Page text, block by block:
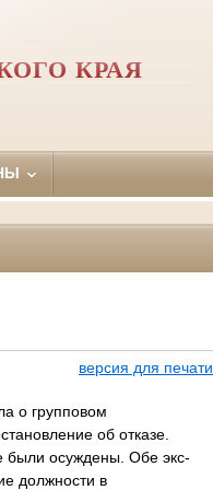
КРАЯ
версия для печати
о групповом
об отказе.
были осуждены. Обе экс-
должности в